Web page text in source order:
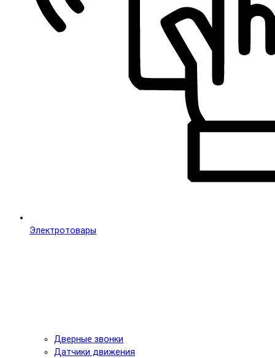
Электротовары
Дверные звонки
Датчики движения